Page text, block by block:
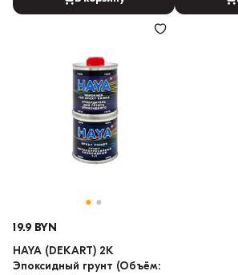
19.9 BYN
HAYA (DEKART) 2K
Эпоксидный грунт (Объём: